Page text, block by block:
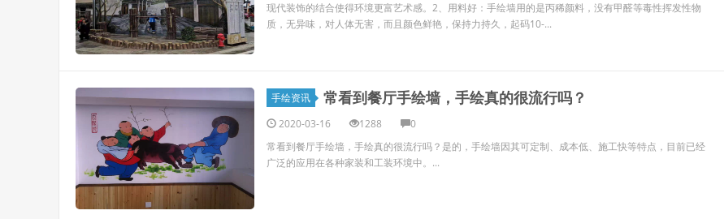
现代装饰的结合使得环境更富艺术感。2、用料好：手绘墙用的是丙稀颜料，没有甲醛等毒性挥发性物
质，无异味，对人体无害，而且颜色鲜艳，保持力持久，起码10-...
手绘资讯 常看到餐厅手绘墙，手绘真的很流行吗？
2020-03-16 1288
0
常看到餐厅手绘墙，手绘真的很流行吗？是的，手绘墙因其可定制、成本低、施工快等特点，目前已经
广泛的应用在各种家装和工装环境中。...